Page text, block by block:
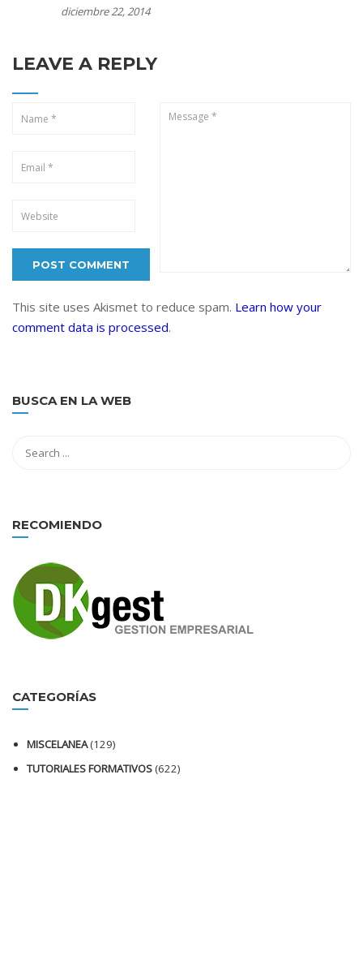
diciembre 22, 2014
LEAVE A REPLY
This site uses Akismet to reduce spam. Learn how your
comment data is processed.
BUSCA EN LA WEB
RECOMIENDO
CATEGORÍAS
MISCELANEA(129)
TUTORIALES FORMATIVOS(622)